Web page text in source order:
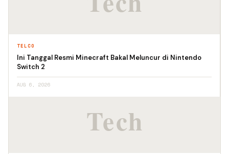
TELCO
Ini Tanggal Resmi Minecraft Bakal Meluncur di Nintendo
Switch 2
AUG 6, 2026